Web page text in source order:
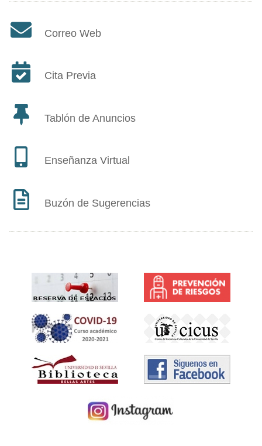
Correo Web
Cita Previa
Tablón de Anuncios
Enseñanza Virtual
Buzón de Sugerencias